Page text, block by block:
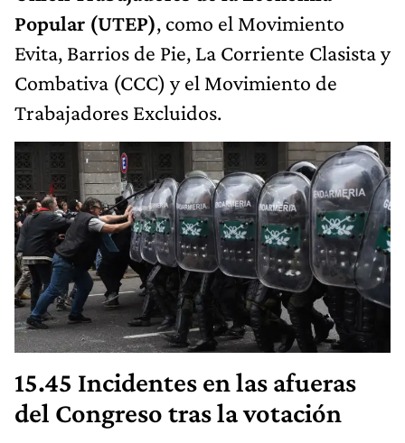
Popular (UTEP), como el Movimiento
Evita, Barrios de Pie, La Corriente Clasista y
Combativa (CCC) y el Movimiento de
Trabajadores Excluidos.
15.45 Incidentes en las afueras
del Congreso tras la votación